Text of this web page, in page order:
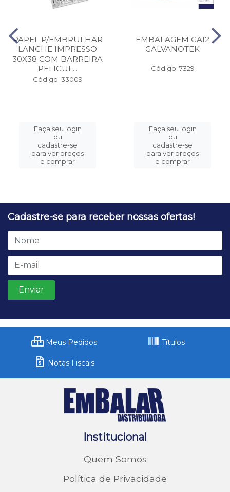
PAPEL P/EMBRULHAR
LANCHE IMPRESSO
30X38 COM BARREIRA
PELICUL...
Código: 33009
Faça seu login
ou
cadastre-se
para ver preços
e comprar
EMBALAGEM GA12
GALVANOTEK
Código: 7329
Faça seu login
ou
cadastre-se
para ver preços
e comprar
Cadastre-se para receber nossas ofertas!
Meus Pedidos Títulos
Notas Fiscais
Institucional
Quem Somos
Política de Privacidade